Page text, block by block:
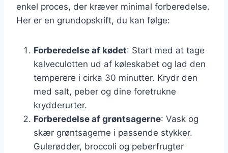
enkel proces, der kræver minimal forberedelse.
Her er en grundopskrift, du kan følge:
Forberedelse af kødet: Start med at tage
kalveculotten ud af køleskabet og lad den
temperere i cirka 30 minutter. Krydr den
med salt, peber og dine foretrukne
krydderurter.
Forberedelse af grøntsagerne: Vask og
skær grøntsagerne i passende stykker.
Gulerødder, broccoli og peberfrugter